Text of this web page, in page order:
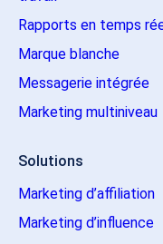
Rapports en temps
Marque blanche
Messagerie intégrée
Marketing multiniveau
Solutions
Marketing d’affiliation
Marketing d’influence